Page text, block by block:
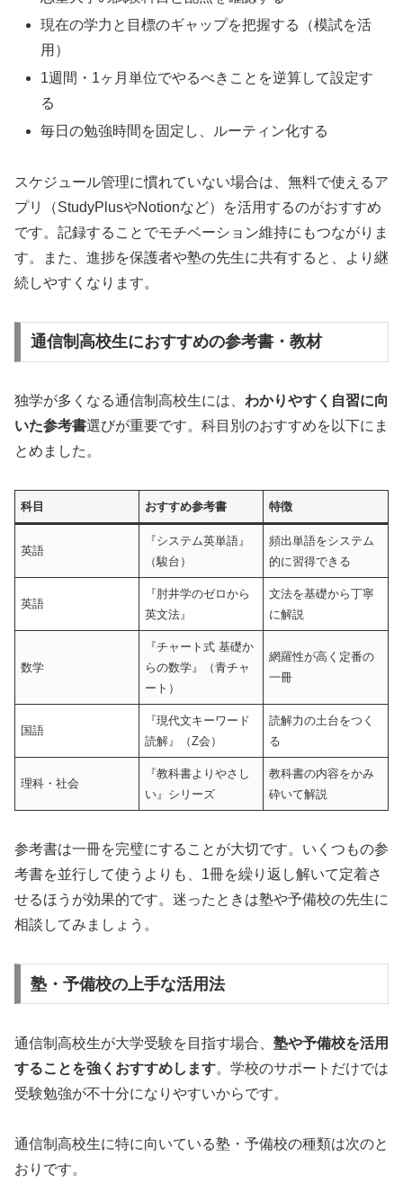
現在の学力と目標のギャップを把握する（模試を活
用）
1週間・1ヶ月単位でやるべきことを逆算して設定す
る
毎日の勉強時間を固定し、ルーティン化する
スケジュール管理に慣れていない場合は、無料で使えるア
プリ（StudyPlusやNotionなど）を活用するのがおすすめ
です。記録することでモチベーション維持にもつながりま
す。また、進捗を保護者や塾の先生に共有すると、より継
続しやすくなります。
通信制高校生におすすめの参考書・教材
独学が多くなる通信制高校生には、 わかりやすく自習に向
いた参考書選びが重要です。科目別のおすすめを以下にま
とめました。
科目 おすすめ参考書 特徴
英語
『システム英単語』
（駿台）
頻出単語をシステム
的に習得できる
英語
『肘井学のゼロから
英文法』
文法を基礎から丁寧
に解説
数学
『チャート式 基礎か
らの数学』（青チャ
ート）
網羅性が高く定番の
一冊
国語
『現代文キーワード
読解』（Z会）
読解力の土台をつく
る
理科・社会
『教科書よりやさし
い』シリーズ
教科書の内容をかみ
砕いて解説
参考書は一冊を完璧にすることが大切です。いくつもの参
考書を並行して使うよりも、1冊を繰り返し解いて定着さ
せるほうが効果的です。迷ったときは塾や予備校の先生に
相談してみましょう。
塾・予備校の上手な活用法
通信制高校生が大学受験を目指す場合、 塾や予備校を活用
することを強くおすすめします。学校のサポートだけでは
受験勉強が不十分になりやすいからです。
通信制高校生に特に向いている塾・予備校の種類は次のと
おりです。